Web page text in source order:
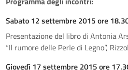
Sabato 12 settembre 2015 ore
Presentazione del libro di Antonia
“Il rumore delle Perle di Legno”,
Giovedì 17 settembre 2015 ore